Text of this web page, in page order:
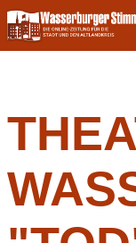
Skip
to
content